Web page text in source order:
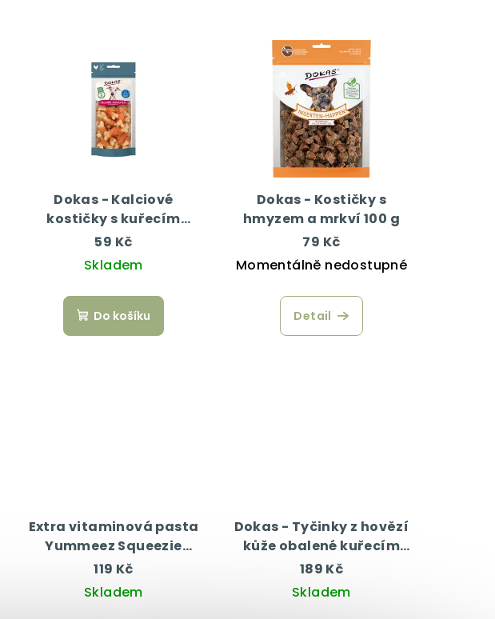
Dokas - Kalciové
kostičky s kuřecím
masem
59 Kč
Skladem
Do košíku
Dokas - Kostičky s
hmyzem a mrkví 100 g
79 Kč
Momentálně nedostupné
Detail
Extra vitaminová pasta
Yummeez Squeezie
Junior 100 g
119 Kč
Skladem
Dokas - Tyčinky z hovězí
kůže obalené kuřecím
200 g
189 Kč
Skladem